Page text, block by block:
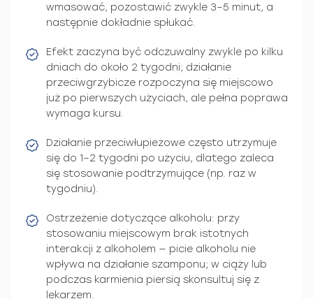
wmasować, pozostawić zwykle 3–5 minut, a
następnie dokładnie spłukać.
Efekt zaczyna być odczuwalny zwykle po kilku
dniach do około 2 tygodni; działanie
przeciwgrzybicze rozpoczyna się miejscowo
już po pierwszych użyciach, ale pełna poprawa
wymaga kursu.
Działanie przeciwłupieżowe często utrzymuje
się do 1–2 tygodni po użyciu, dlatego zaleca
się stosowanie podtrzymujące (np. raz w
tygodniu).
Ostrzeżenie dotyczące alkoholu: przy
stosowaniu miejscowym brak istotnych
interakcji z alkoholem — picie alkoholu nie
wpływa na działanie szamponu; w ciąży lub
podczas karmienia piersią skonsultuj się z
lekarzem.